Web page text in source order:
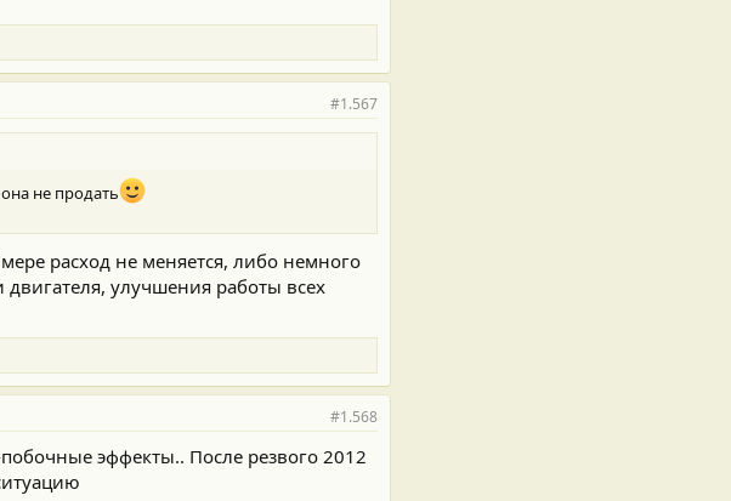
#1.567
не продать
расход не меняется, либо немного
улучшения работы всех
#1.568
эффекты.. После резвого 2012